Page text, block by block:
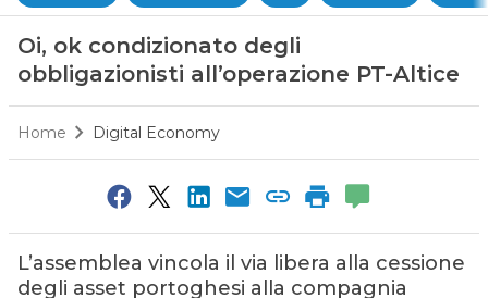
Oi, ok condizionato degli
obbligazionisti all’operazione PT-Altice
Home Digital Economy
L’assemblea vincola il via libera alla cessione
degli asset portoghesi alla compagnia